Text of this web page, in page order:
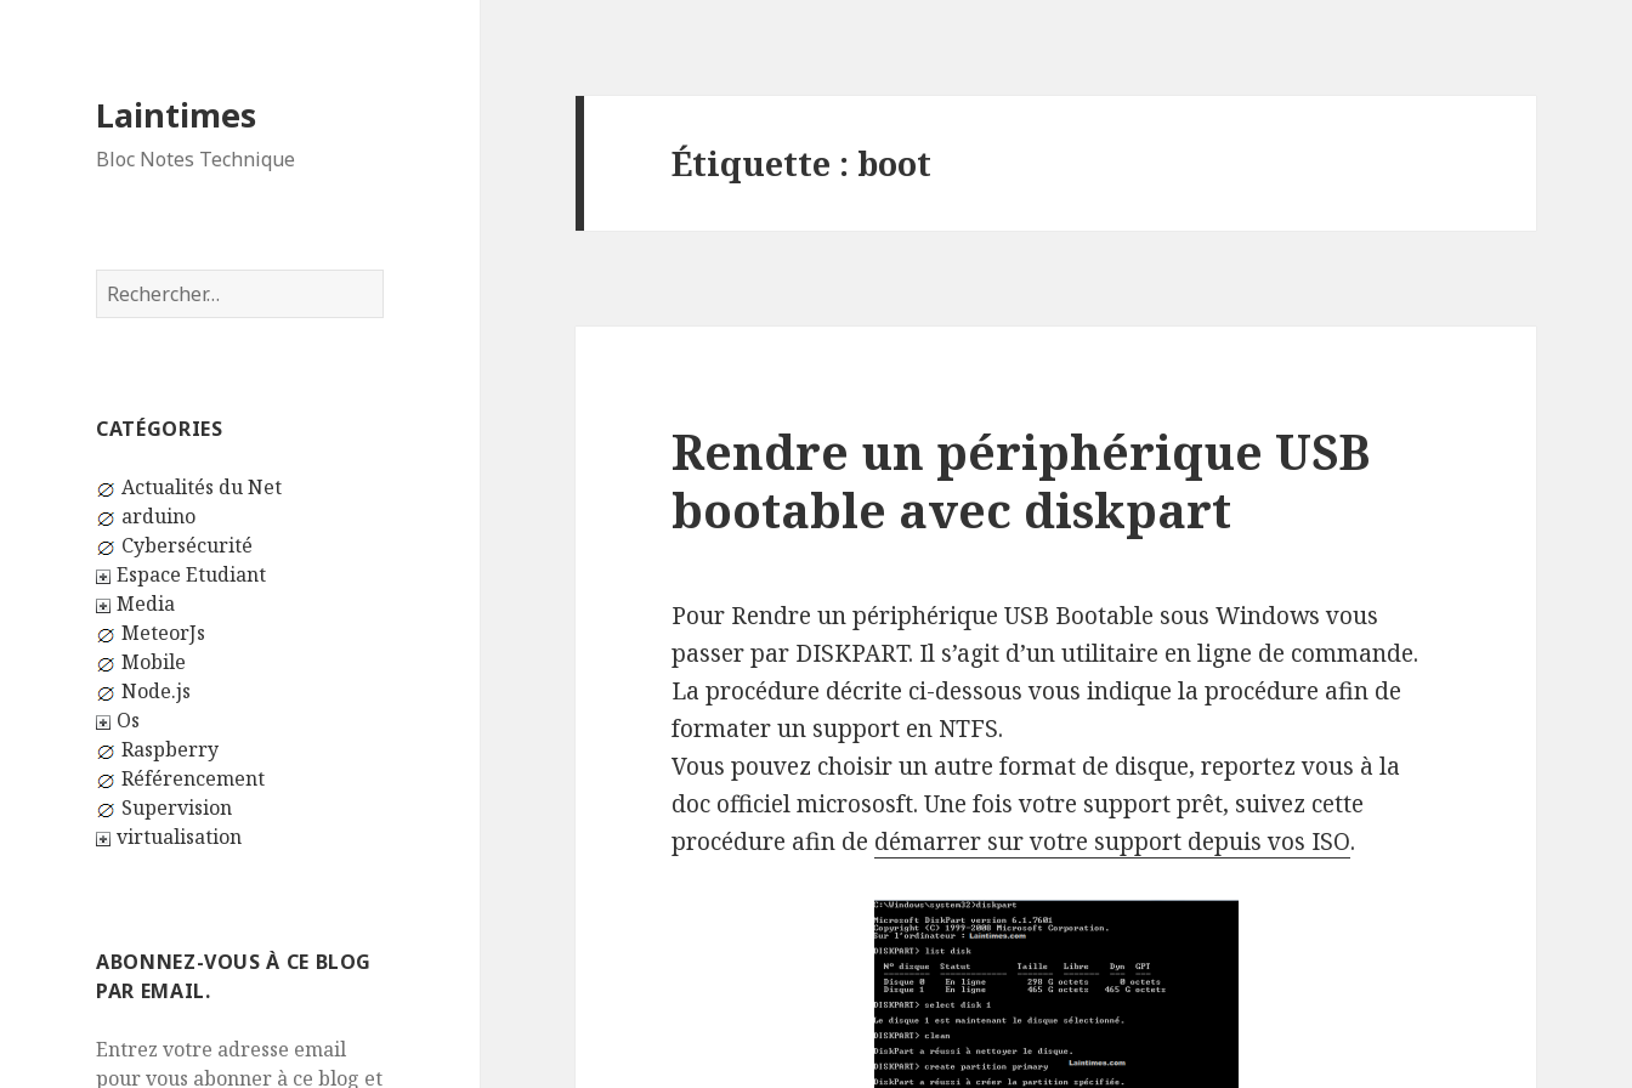
Laintimes
Bloc Notes Technique
Rechercher :
CATÉGORIES
Actualités du Net
arduino
Cybersécurité
Espace Etudiant
Media
MeteorJs
Mobile
Node.js
Os
Raspberry
Référencement
Supervision
virtualisation
ABONNEZ-VOUS À CE BLOG
PAR EMAIL.
Entrez votre adresse email
pour vous abonner à ce blog et
Étiquette : boot
Rendre un périphérique USB
bootable avec diskpart
Pour Rendre un périphérique USB Bootable sous Windows vous
passer par DISKPART. Il s’agit d’un utilitaire en ligne de commande.
La procédure décrite ci-dessous vous indique la procédure afin de
formater un support en NTFS.
Vous pouvez choisir un autre format de disque, reportez vous à la
doc officiel micrososft. Une fois votre support prêt, suivez cette
procédure afin de démarrer sur votre support depuis vos ISO.